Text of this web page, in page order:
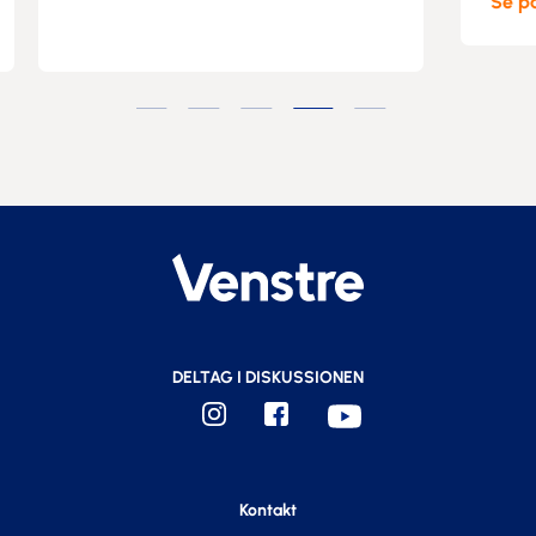
Kontakt
DELTAG I DISKUSSIONEN